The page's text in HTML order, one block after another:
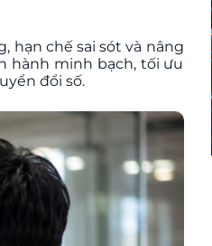
hạn chế sai sót và nâng
hành minh bạch, tối ưu
đổi số.